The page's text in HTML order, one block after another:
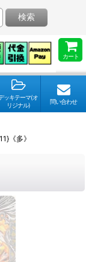
カート
検索
ッキテーマ(オ
リジナル)
問い合わせ
《多》